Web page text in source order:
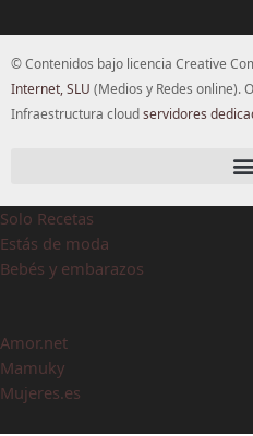
© Contenidos bajo licencia Creative
Internet, SLU (Medios y Redes online).
Infraestructura cloudservidores
Solo Recetas
Estás de moda
Bebés y embarazos
Amor.net
Mamuky
Mujeres.es